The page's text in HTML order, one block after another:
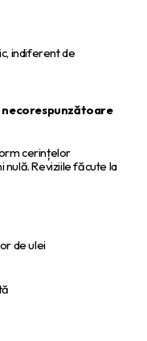
indiferent de
cerințelor
Reviziile făcute la
de ulei